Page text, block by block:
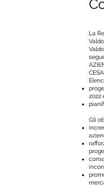
La
2022
Gli